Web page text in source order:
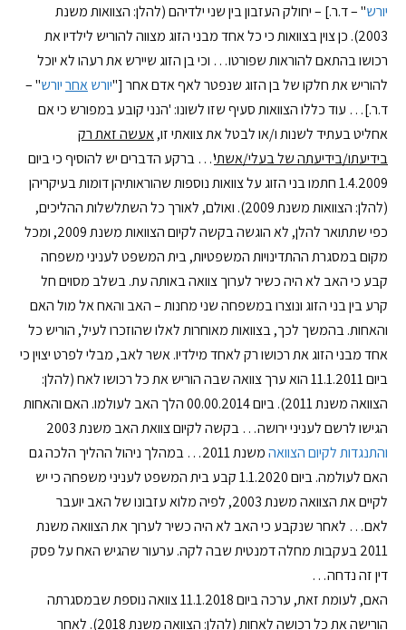
יורש" – ד.ר.] – יחולק העזבון בין שני ילדיהם (להלן: הצוואות משנת
2003). כן צוין בצוואות כי כל אחד מבני הזוג מצווה להוריש לילדיו את
רכושו בהתאם להוראות שפורטו… וכי בן הזוג שיירש את רעהו לא יוכל
להוריש את חלקו של בן הזוג שנפטר לאף אדם אחר ["יורשאחריורש" –
ד.ר.]… עוד כללו הצוואות סעיף שזו לשונו: 'הנני קובע במפורש כי אם
אחליט בעתיד לשנות ו/או לבטל את צוואתי זו,אעשה זאת רק
בידיעתו/בידיעתה של בעלי/אשתי'… ברקע הדברים יש להוסיף כי ביום
1.4.2009 חתמו בני הזוג על צוואות נוספות שהוראותיהן דומות בעיקריהן
(להלן: הצוואות משנת 2009). ואולם, לאורך כל השתלשלות ההליכים,
כפי שתתואר להלן, לא הוגשה בקשה לקיום הצוואות משנת 2009, ומכל
מקום במסגרת ההתדינויות המשפטיות, בית המשפט לעניני משפחה
קבע כי האב לא היה כשיר לערוך צוואה באותה עת. בשלב מסוים חל
קרע בין בני הזוג ונוצרו במשפחה שני מחנות – האב והאח אל מול האם
והאחות. בהמשך לכך, בצוואות מאוחרות לאלו שהוזכרו לעיל, הוריש כל
אחד מבני הזוג את רכושו רק לאחד מילדיו. אשר לאב, מבלי לפרט יצוין כי
ביום 11.1.2011 הוא ערך צוואה שבה הוריש את כל רכושו לאח (להלן:
הצוואה משנת 2011). ביום 00.00.2014 הלך האב לעולמו. האם והאחות
הגישו לרשם לעניני ירושה… בקשה לקיום צוואת האב משנת 2003
והתנגדות לקיום הצוואה
משנת 2011… במהלך ניהול ההליך הלכה גם
האם לעולמה. ביום 1.1.2020 קבע בית המשפט לעניני משפחה כי יש
לקיים את הצוואה משנת 2003, לפיה מלוא עזבונו של האב יועבר
לאם… לאחר שנקבע כי האב לא היה כשיר לערוך את הצוואה משנת
2011 בעקבות מחלה דמנטית שבה לקה. ערעור שהגיש האח על פסק
דין זה נדחה…
האם, לעומת זאת, ערכה ביום 11.1.2018 צוואה נוספת שבמסגרתה
הורישה את כל רכושה לאחות (להלן: הצוואה משנת 2018). לאחר